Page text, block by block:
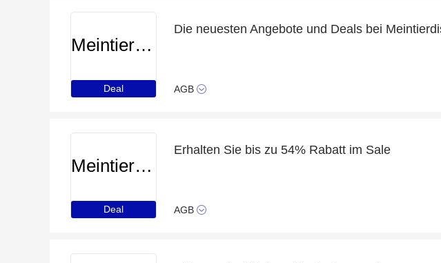
Meintierdiscount
Deal AGB
Meintierdiscount
Deal
Erhalten Sie bis zu 54% Rabatt im Sale
AGB